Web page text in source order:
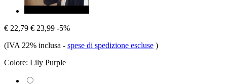
€ 22,79 € 23,99 -5%
(IVA 22% inclusa - spese di spedizione escluse )
Colore: Lily Purple